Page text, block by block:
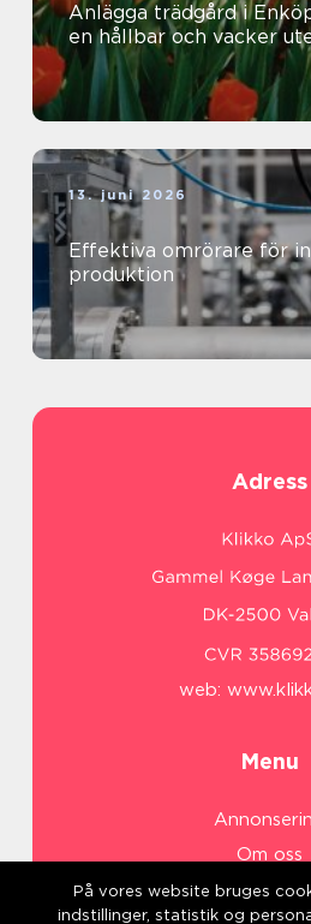
Anlägga trädgård i
en hållbar och vacker
13. juni 2026
Effektiva omrörare för
produktion
Adress
web:
Menu
Om oss
Cookies
På vores website bruges
indstillinger, statistik og